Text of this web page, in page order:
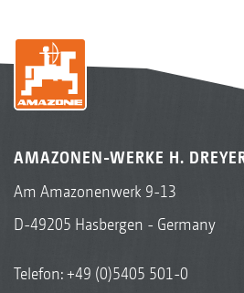
AMAZONEN-WERKE H.
Am Amazonenwerk 9-13
D-49205 Hasbergen - Germany
Telefon:+49 (0)5405 501-0